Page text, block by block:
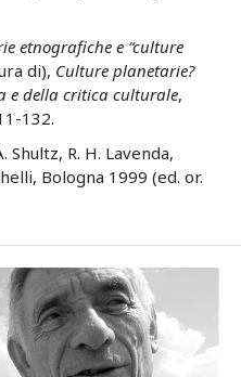
etnografiche e “culture
di), Culture planetarie?
e della critica culturale,
132.
Shultz, R. H. Lavenda,
Bologna 1999 (ed. or.